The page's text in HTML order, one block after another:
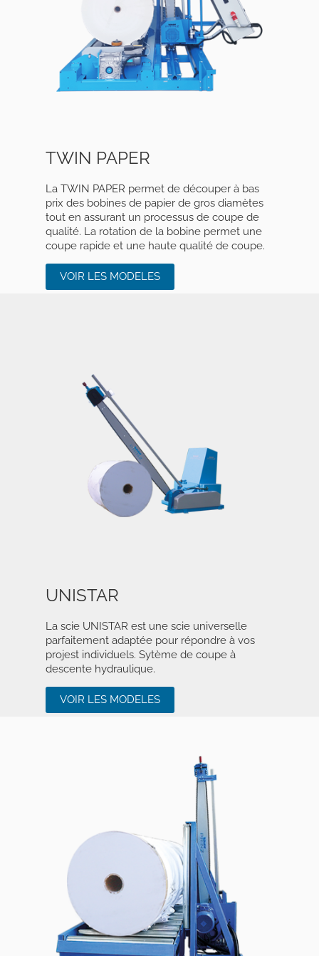
TWIN PAPER
La TWIN PAPER permet de découper à bas
prix des bobines de papier de gros diamètes
tout en assurant un processus de coupe de
qualité. La rotation de la bobine permet une
coupe rapide et une haute qualité de coupe.
VOIR LES MODELES
UNISTAR
La scie UNISTAR est une scie universelle
parfaitement adaptée pour répondre à vos
projest individuels. Sytème de coupe à
descente hydraulique.
VOIR LES MODELES